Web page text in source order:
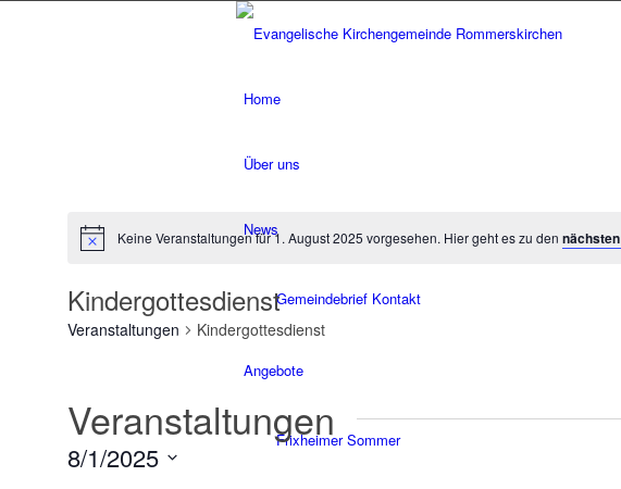
Home
Über uns
News
Gemeindebrief Kontakt
Angebote
Frixheimer Sommer
HinweisKeine Veranstaltungen für 1. August 2025 vorgesehen. Hier geht es zu den
Kindergottesdienst
Veranstaltungen Kindergottesdienst
Veranstaltungen
8/1/2025